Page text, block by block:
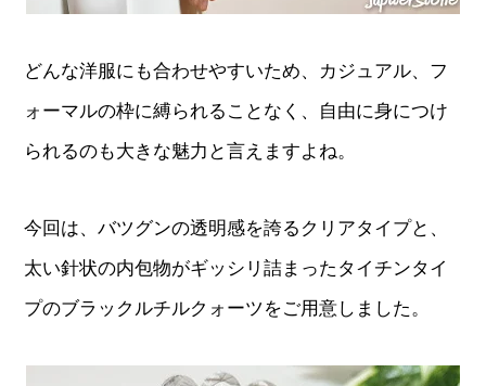
どんな洋服にも合わせやすいため、カジュアル、フ
ォーマルの枠に縛られることなく、自由に身につけ
られるのも大きな魅力と言えますよね。
今回は、バツグンの透明感を誇るクリアタイプと、
太い針状の内包物がギッシリ詰まったタイチンタイ
プのブラックルチルクォーツをご用意しました。